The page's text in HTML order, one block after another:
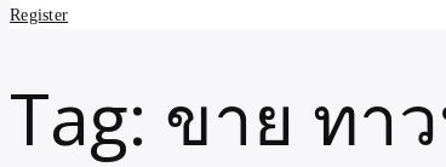
Register
Tag: ขาย ทา